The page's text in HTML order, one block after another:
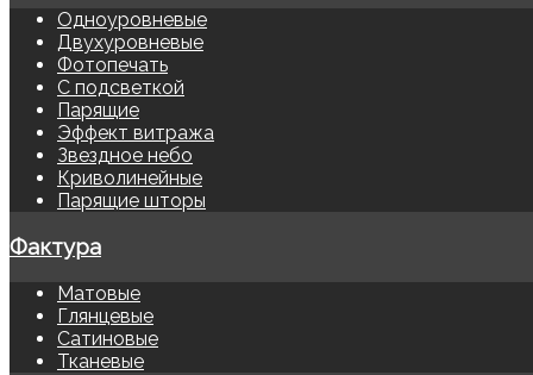
Одноуровневые
Двухуровневые
Фотопечать
С подсветкой
Парящие
Эффект витража
Звездное небо
Криволинейные
Парящие шторы
Фактура
Матовые
Глянцевые
Сатиновые
Тканевые